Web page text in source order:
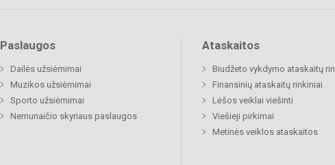
Paslaugos
Dailės užsiėmimai
Muzikos užsiėmimai
Sporto užsiėmimai
Nemunaičio skyriaus paslaugos
Ataskaitos
Biudžeto vykdymo ataskaitų
Finansinių ataskaitų rinkiniai
Lėšos veiklai viešinti
Viešieji pirkimai
Metinės veiklos ataskaitos